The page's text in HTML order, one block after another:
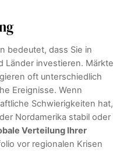
bedeutet, dass Sie in
Länder investieren. Märkte
oft unterschiedlich
Ereignisse. Wenn
Schwierigkeiten hat,
Nordamerika stabil oder
Verteilung Ihrer
vor regionalen Krisen